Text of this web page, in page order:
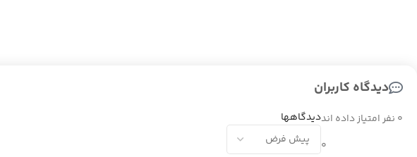
دیدگاه کاربران
0 نفر امتیاز داده اند
0
دیدگاهها